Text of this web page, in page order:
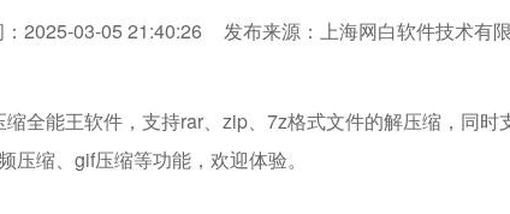
2025-03-05 21:40:26 发布来源：上海网白软件技术有
全能王软件，支持rar、zip、7z格式文件的解压缩，同时
缩、gif压缩等功能，欢迎体验。